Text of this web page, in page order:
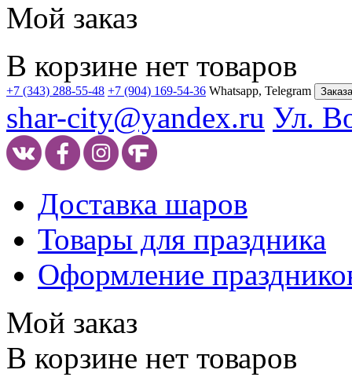
Мой заказ
В корзине нет товаров
+7 (343) 288-55-48 +7 (904) 169-54-36 Whatsapp, Telegram
shar-city@yandex.ru Ул.
Доставка шаров
Товары для праздника
Оформление
Мой заказ
В корзине нет товаров